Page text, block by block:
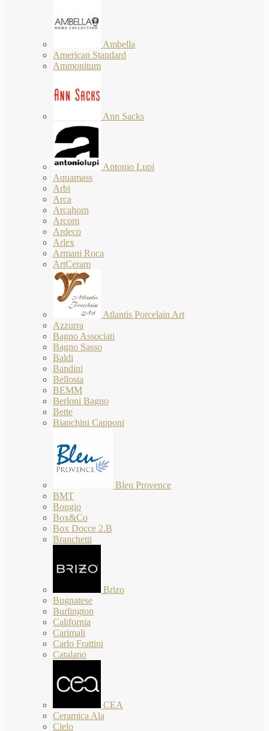
Ambella
American Standard
Ammonitum
Ann Sacks
Antonio Lupi
Aquamass
Arbi
Arca
Arcahorn
Arcom
Ardeco
Arlex
Armani Roca
ArtCeram
Atlantis Porcelain Art
Azzurra
Bagno Associati
Bagno Sasso
Baldi
Bandini
Bellosta
BEMM
Berloni Bagno
Bette
Bianchini Capponi
Bleu Provence
BMT
Bongio
Box&Co
Box Docce 2.B
Branchetti
Brizo
Bugnatese
Burlington
California
Carimali
Carlo Frattini
Catalano
CEA
Ceramica Ala
Cielo